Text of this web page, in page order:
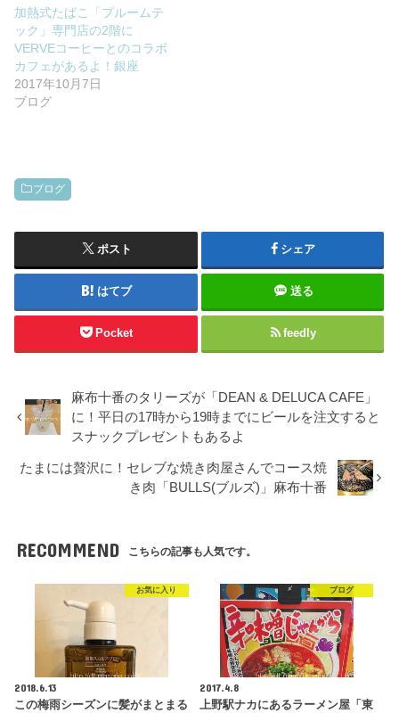
加熱式たばこ「プルームテ
ック」専門店の2階に
VERVEコーヒーとのコラボ
カフェがあるよ！銀座
2017年10月7日
ブログ
ブログ
ポスト シェア
はてブ 送る
Pocket feedly
麻布十番のタリーズが「DEAN & DELUCA CAFE」
に！平日の17時から19時までにビールを注文すると
スナックプレゼントもあるよ
たまには贅沢に！セレブな焼き肉屋さんでコース焼
き肉「BULLS(ブルズ)」麻布十番
RECOMMEND こちらの記事も人気です。
お気に入り
2018.6.13
この梅雨シーズンに髪がまとまる
ブログ
2017.4.8
上野駅ナカにあるラーメン屋「東